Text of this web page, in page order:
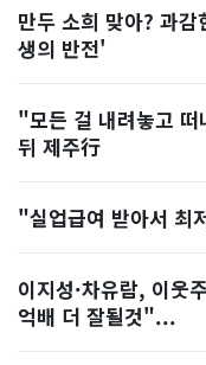
만두 소희 맞아? 과
생의 반전'
"모든 걸 내려놓고
뒤 제주行
"실업급여 받아서 최
이지성·차유람, 이
억배 더 잘될것"...